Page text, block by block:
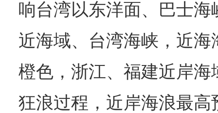
响台湾以东洋面、巴士
近海域、台湾海峡，近
橙色，浙江、福建近岸
狂浪过程，近岸海浪最